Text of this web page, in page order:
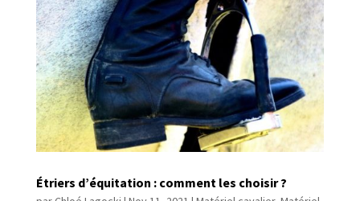
Étriers d’équitation : comment les choisir ?